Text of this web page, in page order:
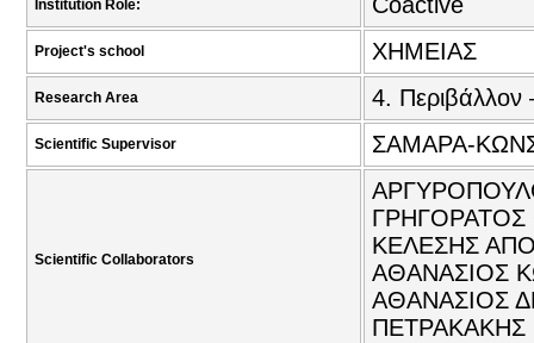
Institution Role:
Project's school ΧΗΜΕΙΑΣ
Research Area 4. Περιβάλλον
Scientific Supervisor ΣΑΜΑΡΑ-
Scientific Collaborators
ΚΕΛΕΣΗΣ
ΑΘΑΝΑΣΙΟΣ
ΑΘΑΝΑΣΙΟΣ
ΠΕΤΡΑΚΑΚΗΣ